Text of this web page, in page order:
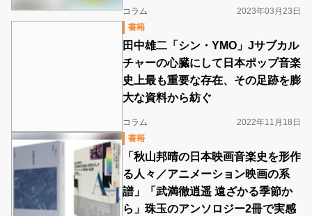
コラム
2023年03月23日
書籍
田中雄二「シン・YMO」Jサブカル
チャーの心臓にして日本ポップ音楽
史上最も重要な存在、その足跡を膨
大な資料から紡ぐ
コラム
2022年11月18日
書籍
「秋山邦晴の日本映画音楽史を形作
る人々／アニメーション映画の系
譜」「武満徹逍遥 遠ざかる季節か
ら」珠玉のアンソロジー2冊で実感